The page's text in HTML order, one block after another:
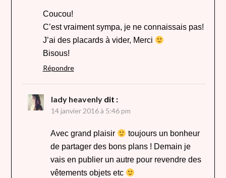
Coucou!
C’est vraiment sympa, je ne connaissais pas!
J’ai des placards à vider, Merci
Bisous!
Répondre
lady heavenly dit :
14 janvier 2016 à 5:46 pm
Avec grand plaisir
toujours un bonheur
de partager des bons plans ! Demain je
vais en publier un autre pour revendre des
vêtements objets etc